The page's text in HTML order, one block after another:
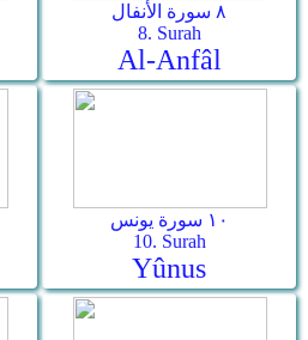
٨ سورة الأنفال
8. Surah
Al-Anfâl
١٠ سورة يونس
10. Surah
Yûnus